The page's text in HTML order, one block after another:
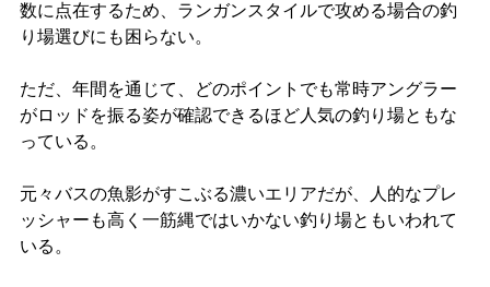
数に点在するため、ランガンスタイルで攻める場合の釣
り場選びにも困らない。
ただ、年間を通じて、どのポイントでも常時アングラー
がロッドを振る姿が確認できるほど人気の釣り場ともな
っている。
元々バスの魚影がすこぶる濃いエリアだが、人的なプレ
ッシャーも高く一筋縄ではいかない釣り場ともいわれて
いる。